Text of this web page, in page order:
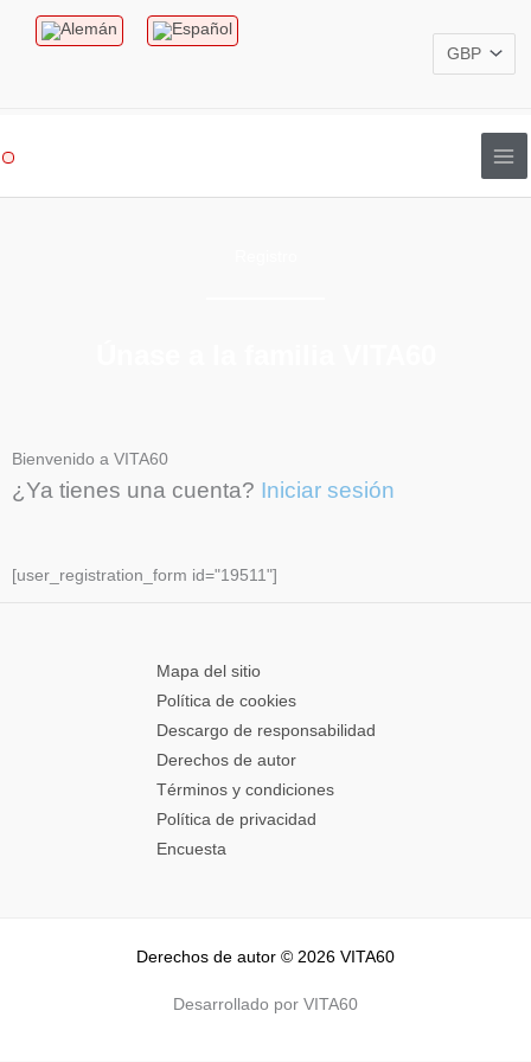
Bienvenido a VITA60
¿Ya tienes una cuenta? Iniciar sesión
[user_registration_form id="19511"]
Mapa del sitio
Política de cookies
Descargo de responsabilidad
Derechos de autor
Términos y condiciones
Política de privacidad
Encuesta
Derechos de autor © 2026 VITA60
Desarrollado por VITA60